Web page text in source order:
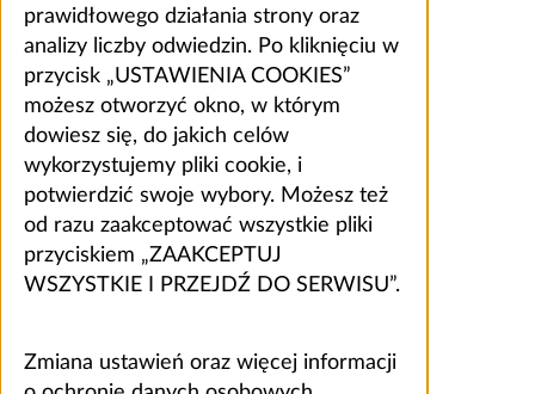
prawidłowego działania strony oraz
analizy liczby odwiedzin. Po kliknięciu w
przycisk „USTAWIENIA COOKIES”
możesz otworzyć okno, w którym
dowiesz się, do jakich celów
wykorzystujemy pliki cookie, i
potwierdzić swoje wybory. Możesz też
od razu zaakceptować wszystkie pliki
przyciskiem „ZAAKCEPTUJ
WSZYSTKIE I PRZEJDŹ DO SERWISU”.
Zmiana ustawień oraz więcej informacji